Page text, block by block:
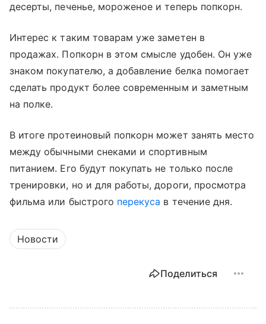
десерты, печенье, мороженое и теперь попкорн.
Интерес к таким товарам уже заметен в
продажах. Попкорн в этом смысле удобен. Он уже
знаком покупателю, а добавление белка помогает
сделать продукт более современным и заметным
на полке.
В итоге протеиновый попкорн может занять место
между обычными снеками и спортивным
питанием. Его будут покупать не только после
тренировки, но и для работы, дороги, просмотра
фильма или быстрого перекуса в течение дня.
Новости
Поделиться